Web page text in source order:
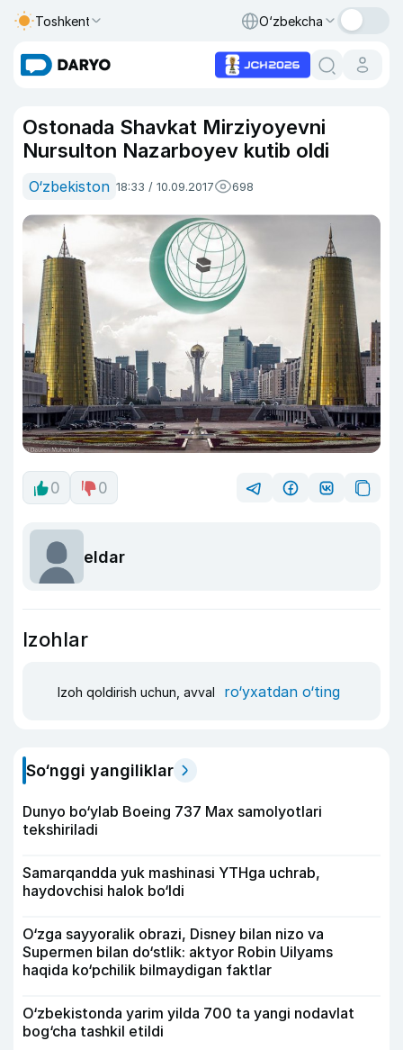
Toshkent O‘zbekcha
Ostonada Shavkat Mirziyoyevni
Nursulton Nazarboyev kutib oldi
O‘zbekiston 18:33 / 10.09.2017 698
0 0
eldar
Izohlar
Izoh qoldirish uchun, avval ro‘yxatdan o‘ting
So‘nggi yangiliklar
Dunyo bo‘ylab Boeing 737 Max samolyotlari
tekshiriladi
Samarqandda yuk mashinasi YTHga uchrab,
haydovchisi halok bo‘ldi
O‘zga sayyoralik obrazi, Disney bilan nizo va
Supermen bilan do‘stlik: aktyor Robin Uilyams
haqida ko‘pchilik bilmaydigan faktlar
O‘zbekistonda yarim yilda 700 ta yangi nodavlat
bog‘cha tashkil etildi